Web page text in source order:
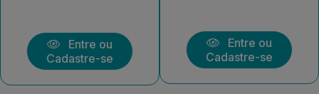
Entre ou
Cadastre-se
Entre ou
Cadastre-se